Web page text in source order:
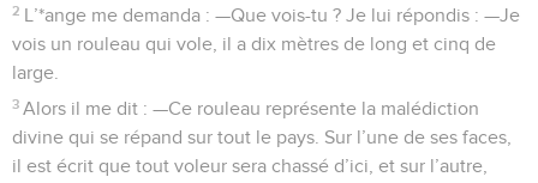
2 L’*ange me demanda : —Que vois-tu ? Je lui répondis : —Je
vois un rouleau qui vole, il a dix mètres de long et cinq de
large.
3 Alors il me dit : —Ce rouleau représente la malédiction
divine qui se répand sur tout le pays. Sur l’une de ses faces,
il est écrit que tout voleur sera chassé d’ici, et sur l’autre,